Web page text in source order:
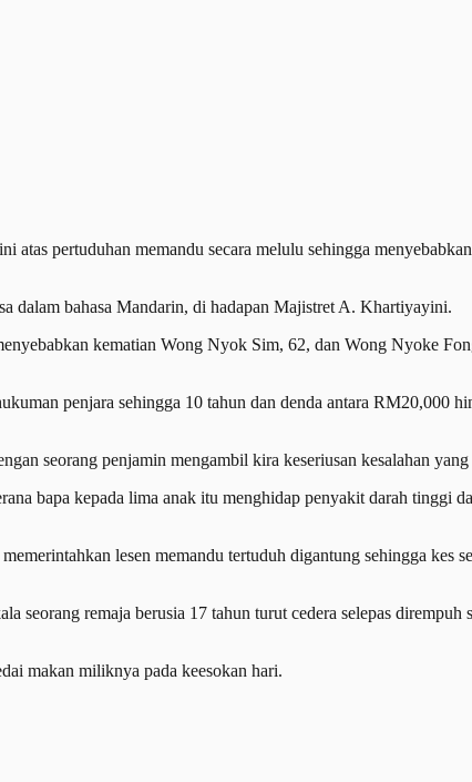
pertuduhan memandu secara melulu sehingga
dalam bahasa Mandarin, di hadapan Majistret A. Khartiyayini.
kematian Wong Nyok Sim, 62, dan Wong Nyoke
penjara sehingga 10 tahun dan denda antara RM20,000
seorang penjamin mengambil kira keseriusan kesalahan
bapa kepada lima anak itu menghidap penyakit darah tinggi
lesen memandu tertuduh digantung sehingga kes
seorang remaja berusia 17 tahun turut cedera selepas
makan miliknya pada keesokan hari.